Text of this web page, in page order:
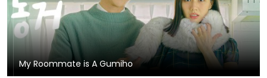
My Roommate is A Gumiho